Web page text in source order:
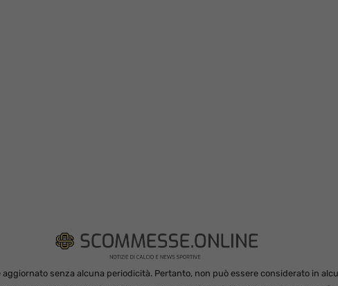
senza alcuna periodicità. Pertanto, non può essere considerato in